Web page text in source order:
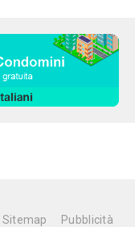
Sitemap Pubblicità